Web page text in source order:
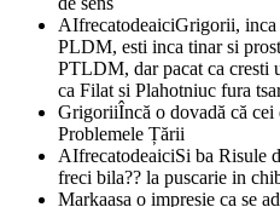
AIfrecatodeaiciGrigorii, inca
PLDM, esti inca tinar si
PTLDM, dar pacat ca cresti
ca Filat si Plahotniuc fura
GrigoriiÎncă o dovadă că
Problemele Țării
AIfrecatodeaiciSi ba Risule
freci bila?? la puscarie in
Markaasa o impresie ca se